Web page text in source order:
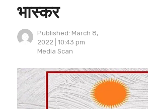
भास्कर
Published: March 8,
2022
10:43 pm
Author
Media Scan